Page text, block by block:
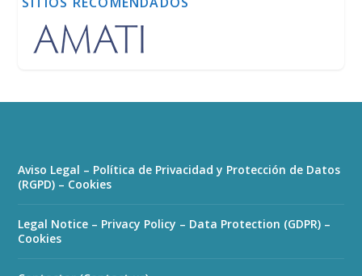
Aviso Legal – Política de Privacidad y Protección de Datos
(RGPD) – Cookies
Legal Notice – Privacy Policy – Data Protection (GDPR) –
Cookies